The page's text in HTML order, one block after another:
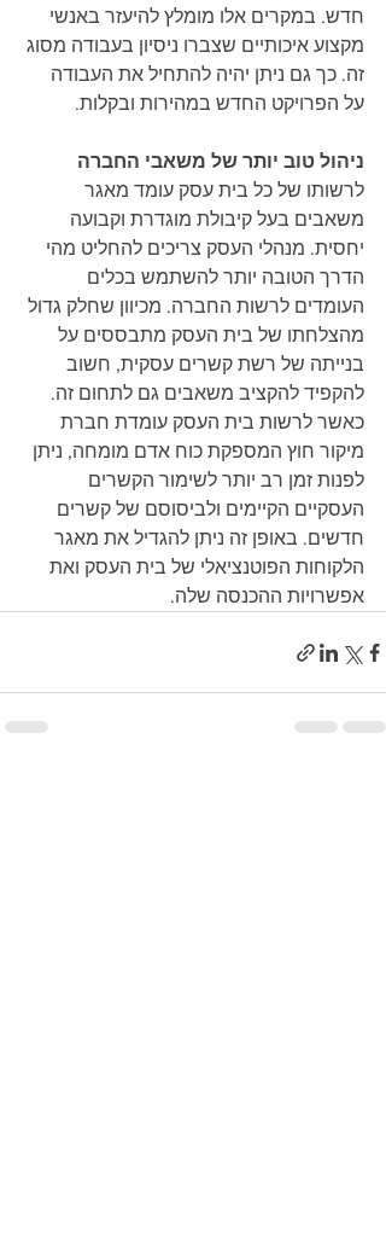
חדש. במקרים אלו מומלץ להיעזר באנשי
מקצוע איכותיים שצברו ניסיון בעבודה מסוג
זה. כך גם ניתן יהיה להתחיל את העבודה
על הפרויקט החדש במהירות ובקלות.
ניהול טוב יותר של משאבי החברה
לרשותו של כל בית עסק עומד מאגר
משאבים בעל קיבולת מוגדרת וקבועה
יחסית. מנהלי העסק צריכים להחליט מהי
הדרך הטובה יותר להשתמש בכלים
העומדים לרשות החברה. מכיוון שחלק גדול
מהצלחתו של בית העסק מתבססים על
בנייתה של רשת קשרים עסקית, חשוב
להקפיד להקציב משאבים גם לתחום זה.
כאשר לרשות בית העסק עומדת חברת
מיקור חוץ המספקת כוח אדם מומחה, ניתן
לפנות זמן רב יותר לשימור הקשרים
העסקיים הקיימים ולביסוסם של קשרים
חדשים. באופן זה ניתן להגדיל את מאגר
הלקוחות הפוטנציאלי של בית העסק ואת
אפשרויות ההכנסה שלה.